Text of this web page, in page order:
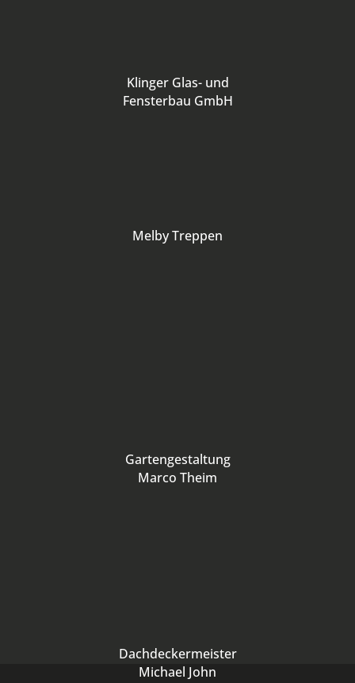
Klinger Glas- und
Fensterbau GmbH
Melby Treppen
Gartengestaltung
Marco Theim
Dachdeckermeister
Michael John